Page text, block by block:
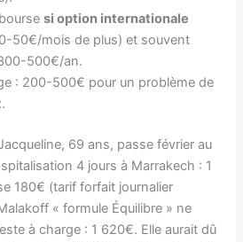
si option internationale
50€/mois de plus) et souvent
500€/an.
: 200-500€ pour un problème de
69 ans, passe février au
4 jours à Marrakech : 1
180€ (tarif forfait journalier
« formule Équilibre » ne
à charge : 1 620€. Elle aurait dû